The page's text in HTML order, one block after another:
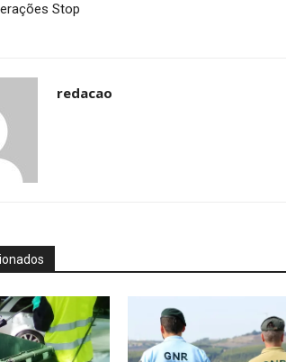
Stop
redacao